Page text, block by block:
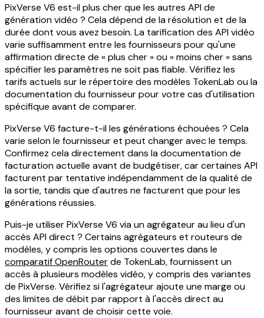
PixVerse V6 est-il plus cher que les autres API de
génération vidéo ? Cela dépend de la résolution et de la
durée dont vous avez besoin. La tarification des API vidéo
varie suffisamment entre les fournisseurs pour qu'une
affirmation directe de « plus cher » ou « moins cher » sans
spécifier les paramètres ne soit pas fiable. Vérifiez les
tarifs actuels sur le répertoire des modèles TokenLab ou la
documentation du fournisseur pour votre cas d'utilisation
spécifique avant de comparer.
PixVerse V6 facture-t-il les générations échouées ? Cela
varie selon le fournisseur et peut changer avec le temps.
Confirmez cela directement dans la documentation de
facturation actuelle avant de budgétiser, car certaines API
facturent par tentative indépendamment de la qualité de
la sortie, tandis que d'autres ne facturent que pour les
générations réussies.
Puis-je utiliser PixVerse V6 via un agrégateur au lieu d'un
accès API direct ? Certains agrégateurs et routeurs de
modèles, y compris les options couvertes dans le
comparatif OpenRouterde TokenLab, fournissent un
accès à plusieurs modèles vidéo, y compris des variantes
de PixVerse. Vérifiez si l'agrégateur ajoute une marge ou
des limites de débit par rapport à l'accès direct au
fournisseur avant de choisir cette voie.